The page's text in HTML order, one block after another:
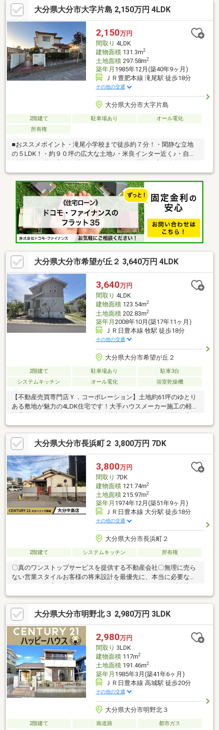
大分県大分市大字片島 2,150万円 4LDK
2,150万円
間取り 4LDK
建物面積131.3m2
土地面積297.58m2
築年月 1985年12月(築40年9ヶ月)
ＪＲ豊肥本線 滝尾駅 徒歩18分
その他の交通
大分県大分市大字片島
2階建て 駐車場あり
オール電化
所有権
■おススメポイント・滝尾小学校まで徒歩約７分！・閑静な立地
の５LDK！・約９０坪の広大な土地♪・米良インター近く♪・自然
く、日当り良好！・土地としての購入も大歓迎です♪■住宅ローン
のご相談はお任せください・車のローンやカードローンなどお持
ちでローンを組めるか心配・勤続年数が足りないから心配・頭金
０円でも借りられますか？等々、住宅ローンの事なら当社にどん
なお悩みでもご相談ください様々な金融機関をご紹介可能です。
一度見学してみたい！と思ったら大分こうや不動産にお気軽にお
問合せください！
大分県大分市希望が丘２ 3,640万円 4LDK
3,640万円
間取り 4LDK
建物面積123.54m2
土地面積202.83m2
築年月 2008年10月(築17年11ヶ月)
ＪＲ日豊本線 牧駅 徒歩18分
その他の交通
大分県大分市希望が丘２
2階建て 駐車場あり
駐車3台
システムキッチン
オール電化 浴室乾燥機
【不動産売買専門店Ｙ．コーポレーション】土地約61坪のゆとり
ある敷地が魅力の4LDK住宅です！大手ハウスメーカー施工の軽量
あり、陽当たりや風通しも良好です！室内は大変きれいに使用さ
れており、そのままご入居もご検討いただけます。各居室をしっ
かり確保した間取りで、ご家族それぞれのプライベート空間も確
保できます。主寝室はまるでホテルのような高級感！約12帖の
広々とした寝室はキングサイズのベッドも置けます！当社は大分
市内の不動産売買専門店です。是非お気軽にお問い合わせくださ
い！【ナビ検索：大分市希望が丘2丁目1319-58付近】
大分県大分市長浜町２ 3,800万円 7DK
3,800万円
間取り 7DK
建物面積121.74m2
土地面積215.97m2
築年月 1974年12月(築51年9ヶ月)
ＪＲ日豊本線 大分駅 徒歩18分
その他の交通
大分県大分市長浜町２
2階建て システムキッチン 所有権
〇真のワンストップサービスを提供する不動産会社〇無理に売ら
ない営業スタイルお客様の将来設計を最優先に、本当に必要な物
ワンストップサービス建設・リフォーム・保険まで、面倒な手続
きを一括サポート！徹底したお客様サポート土日祝日も即日対応
可能！住宅ローンも複数の銀行の中からベストな条件を探しま
す。キッズスペース・授乳室・お子様用のお飲み物完備でお子様
連れも安心です。契約後も生涯パートナーお引渡し後も末永くサ
ポート。地域密着20年の安心をお約束します。まずはお気軽にご
相談ください♪
大分県大分市明野北３ 2,980万円 3LDK
2,980万円
間取り 3LDK
建物面積117m2
土地面積191.46m2
築年月 1985年3月(築41年6ヶ月)
ＪＲ日豊本線 高城駅 徒歩20分
その他の交通
大分県大分市明野北３
2階建て 南道路
都市ガス